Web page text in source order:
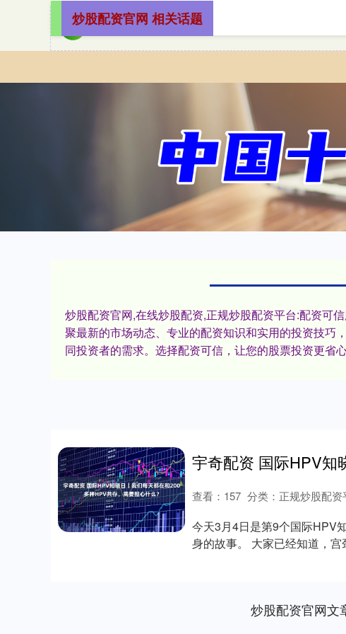
炒股配资官网,在线炒股配资,正规炒股配资平台:配资可
聚最新的市场动态、专业的配资知识和实用的投资技巧
同投资者的需求。选择配资可信，让您的股票投资更省
炒股配资官网 相关话题
查看： 157 分类： 正规炒股配资
今天3月4日是第9个国际
身的故事。 大家已经知道，
炒股配资官网文